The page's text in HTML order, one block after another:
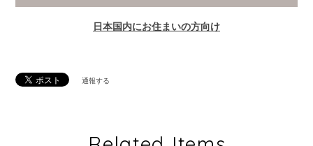
日本国内にお住まいの方向け
通報する